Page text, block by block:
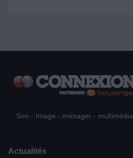
Son - Image - ménager - multimédia
Actualités